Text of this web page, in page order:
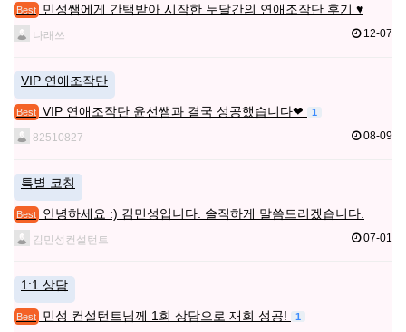
Best 민성쌤에게 간택받아 시작한 두달간의 연애조작단 후기 ♥
나래쓰 12-07
VIP 연애조작단
Best VIP 연애조작단 윤선쌤과 결국 성공했습니다❤ 1
82510827 08-09
특별 코칭
Best 안녕하세요 :) 김민성입니다. 솔직하게 말씀드리겠습니다.
김민성컨설턴트 07-01
1:1 상담
Best 민성 컨설턴트님께 1회 상담으로 재회 성공! 1